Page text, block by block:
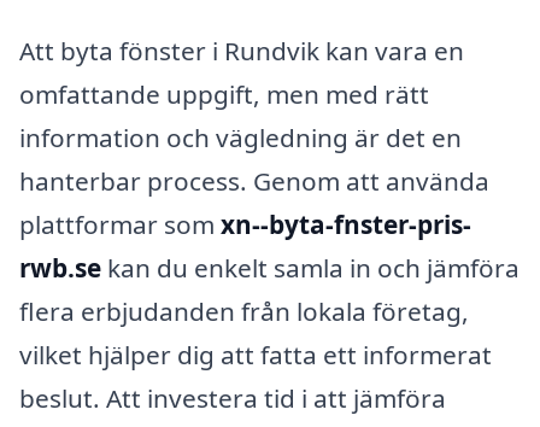
Att byta fönster i Rundvik kan vara en
omfattande uppgift, men med rätt
information och vägledning är det en
hanterbar process. Genom att använda
plattformar som xn--byta-fnster-pris-
rwb.se kan du enkelt samla in och jämföra
flera erbjudanden från lokala företag,
vilket hjälper dig att fatta ett informerat
beslut. Att investera tid i att jämföra